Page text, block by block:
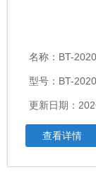
名称： BT-2020
型号：BT-2020
更新日期：
查看详情